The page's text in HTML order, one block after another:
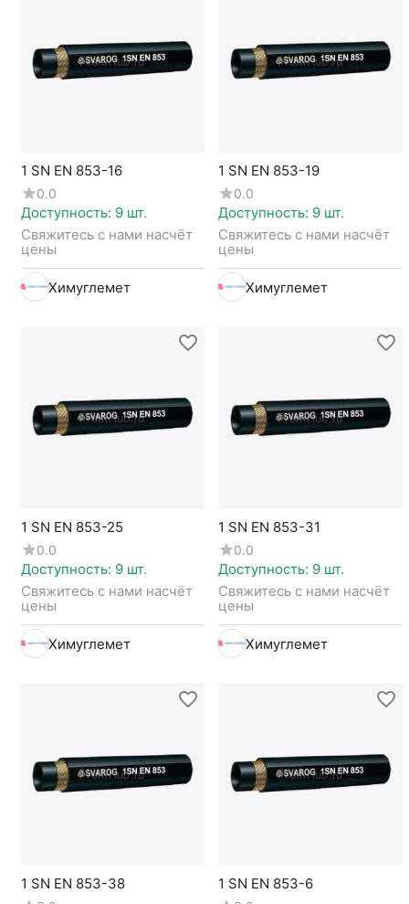
1 SN EN 853-16
0.0
Доступность: 9 шт.
Свяжитесь с нами насчёт
цены
Химуглемет
1 SN EN 853-19
0.0
Доступность: 9 шт.
Свяжитесь с нами насчёт
цены
Химуглемет
1 SN EN 853-25
0.0
Доступность: 9 шт.
Свяжитесь с нами насчёт
цены
Химуглемет
1 SN EN 853-31
0.0
Доступность: 9 шт.
Свяжитесь с нами насчёт
цены
Химуглемет
1 SN EN 853-38 1 SN EN 853-6